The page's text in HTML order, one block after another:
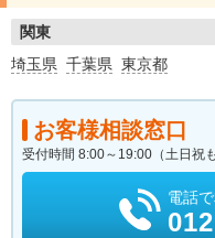
関東
埼玉県 千葉県 東京都
お客様相談窓口
受付時間 8:00～19:00（土日祝も
電話